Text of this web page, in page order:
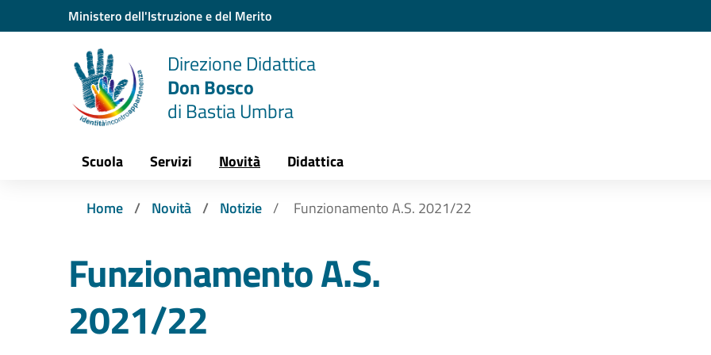
Vai ai contenuti
Vai al menu di navigazione
Ministero dell'Istruzione e del Merito
Direzione Didattica
Don Bosco
di Bastia Umbra
Scuola Servizi Novità Didattica
Home Novità Notizie Funzionamento A.S. 2021/22
Funzionamento A.S.
2021/22